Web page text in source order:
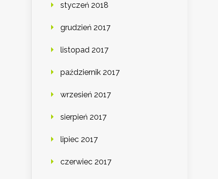
styczeń 2018
grudzień 2017
listopad 2017
październik 2017
wrzesień 2017
sierpień 2017
lipiec 2017
czerwiec 2017